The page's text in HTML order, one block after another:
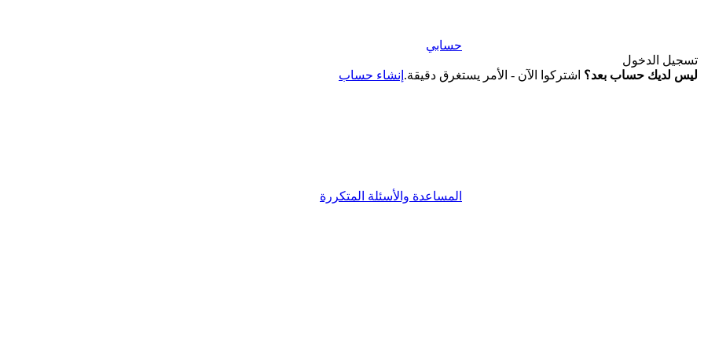
حسابي
تسجيل الدخول
ليس لديك حساب بعد؟ اشتركوا الآن - الأمر يستغرق دقيقة. إنشاء حساب
المساعدة والأسئلة المتكررة